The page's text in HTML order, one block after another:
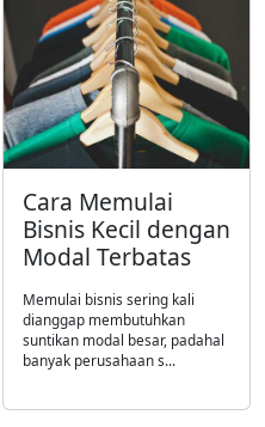
Cara Memulai
Bisnis Kecil dengan
Modal Terbatas
Memulai bisnis sering kali
dianggap membutuhkan
suntikan modal besar, padahal
banyak perusahaan s...